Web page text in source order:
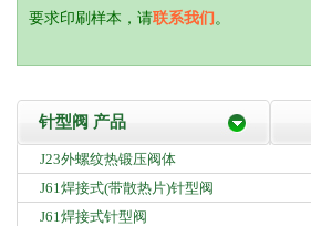
要求印刷样本，请联系我们 。
针型阀 产品
J23外螺纹热锻压阀体
J61焊接式(带散热片)针型阀
J61焊接式针型阀